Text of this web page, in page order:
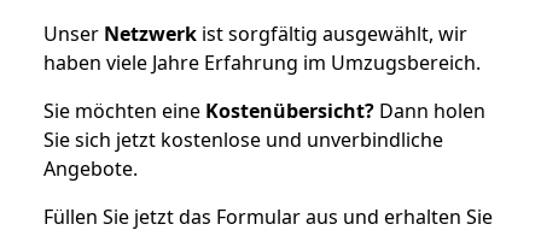
Unser Netzwerk ist sorgfältig ausgewählt, wir
haben viele Jahre Erfahrung im Umzugsbereich.
Sie möchten eine Kostenübersicht? Dann holen
Sie sich jetzt kostenlose und unverbindliche
Angebote.
Füllen Sie jetzt das Formular aus und erhalten Sie